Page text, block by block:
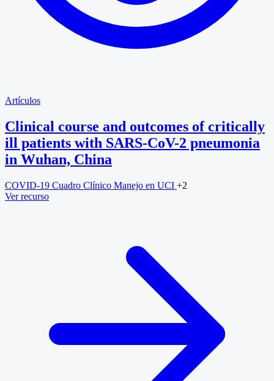
Artículos
Clinical course and outcomes of critically
ill patients with SARS-CoV-2 pneumonia
in Wuhan, China
COVID-19 Cuadro Clínico Manejo en UCI +2
Ver recurso